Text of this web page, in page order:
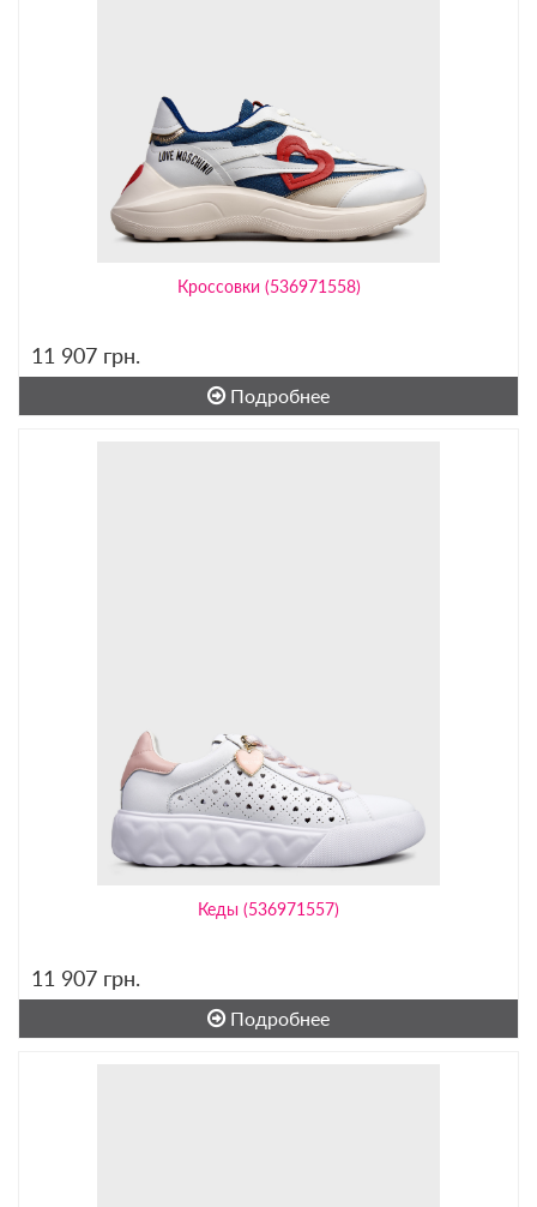
Кроссовки (536971558)
11 907 грн.
Подробнее
Кеды (536971557)
11 907 грн.
Подробнее